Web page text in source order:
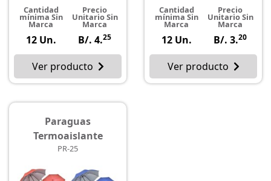
Cantidad
mínima Sin
Marca
12 Un.
Precio
Unitario Sin
Marca
B/. 4.25
Ver producto
Cantidad
mínima Sin
Marca
12 Un.
Precio
Unitario Sin
Marca
B/. 3.20
Ver producto
Paraguas
Termoaislante
PR-25